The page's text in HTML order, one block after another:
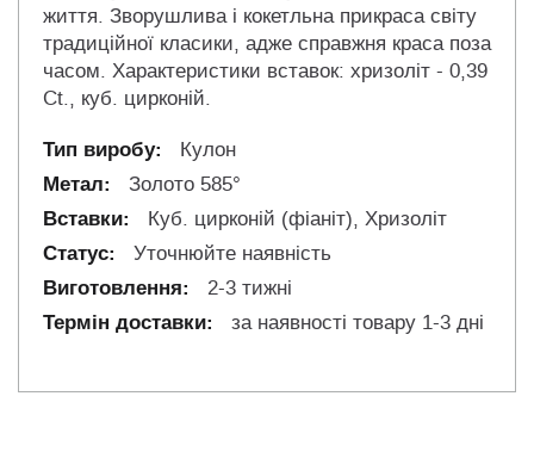
життя. Зворушлива і кокетльна прикраса світу
традиційної класики, адже справжня краса поза
часом. Характеристики вставок: хризоліт - 0,39
Ct., куб. цирконій.
Кулон
Золото 585°
Куб. цирконій (фіаніт), Хризоліт
Уточнюйте наявність
2-3 тижні
за наявності товару 1-3 дні